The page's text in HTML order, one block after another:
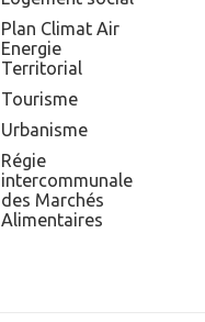
Plan Climat Air
Energie
Territorial
Tourisme
Urbanisme
Régie
intercommunale
des Marchés
Alimentaires